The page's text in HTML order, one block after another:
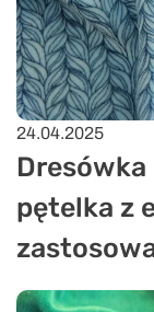
24.04.2025
Dresówka
pętelka z